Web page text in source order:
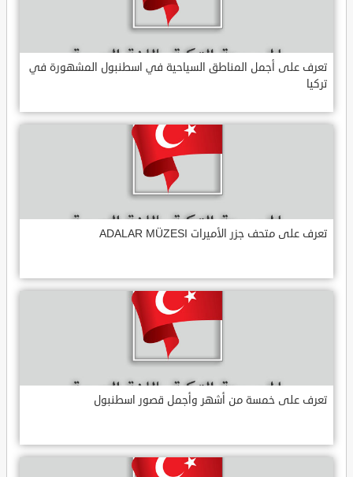
تعرف على أجمل المناطق السياحية في اسطنبول المشهورة في
تركيا
تعرف على متحف جزر الأميرات ADALAR MÜZESI
تعرف على خمسة من أشهر وأجمل قصور اسطنبول